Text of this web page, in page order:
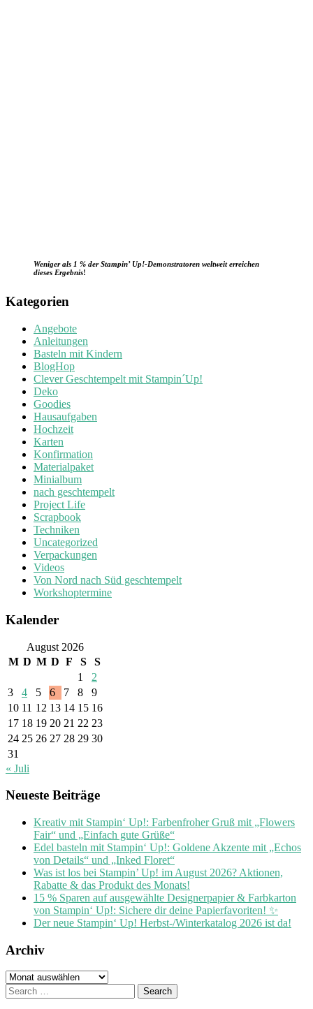
Weniger als 1 % der Stampin’ Up!-Demonstratoren weltweit erreichen
dieses Ergebnis!
Kategorien
Angebote
Anleitungen
Basteln mit Kindern
BlogHop
Clever Geschtempelt mit Stampin´Up!
Deko
Goodies
Hausaufgaben
Hochzeit
Karten
Konfirmation
Materialpaket
Minialbum
nach geschtempelt
Project Life
Scrapbook
Techniken
Uncategorized
Verpackungen
Videos
Von Nord nach Süd geschtempelt
Workshoptermine
Kalender
August 2026
M D M D F S
S
1
2
3
4 5 6 7 8
9
10 11 12 13 14 15 16
17 18 19 20 21 22 23
24 25 26 27 28 29 30
31
« Juli
Neueste Beiträge
Kreativ mit Stampin‘ Up!: Farbenfroher Gruß mit „Flowers
Fair“ und „Einfach gute Grüße“
Edel basteln mit Stampin‘ Up!: Goldene Akzente mit „Echos
von Details“ und „Inked Floret“
Was ist los bei Stampin’ Up! im August 2026? Aktionen,
Rabatte & das Produkt des Monats!
15 % Sparen auf ausgewählte Designerpapier & Farbkarton
von Stampin‘ Up!: Sichere dir deine Papierfavoriten! ✨
Der neue Stampin‘ Up! Herbst-/Winterkatalog 2026 ist da!
Archiv
Archiv
Search
for: